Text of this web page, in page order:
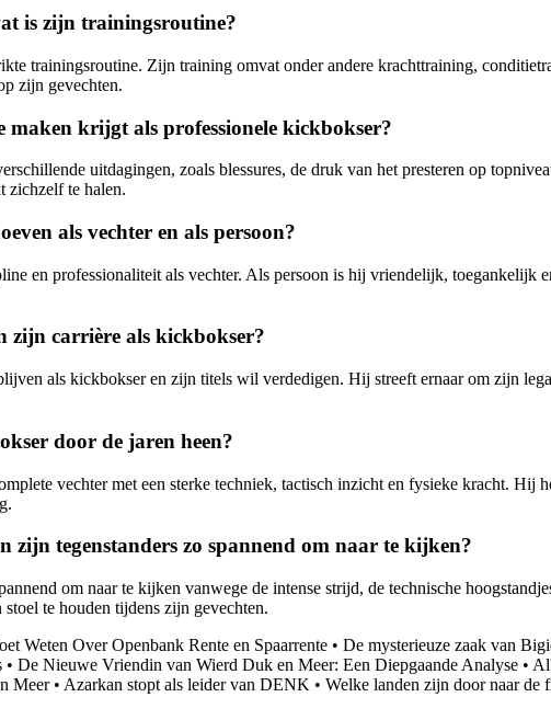
is zijn trainingsroutine?
trainingsroutine. Zijn training omvat onder andere krachttraining,
zijn gevechten.
maken krijgt als professionele kickbokser?
uitdagingen, zoals blessures, de druk van het presteren op
zichzelf te halen.
als vechter en als persoon?
en professionaliteit als vechter. Als persoon is hij vriendelijk,
zijn carrière als kickbokser?
als kickbokser en zijn titels wil verdedigen. Hij streeft ernaar om zijn
door de jaren heen?
vechter met een sterke techniek, tactisch inzicht en fysieke kracht. Hij
zijn tegenstanders zo spannend om naar te kijken?
om naar te kijken vanwege de intense strijd, de technische
te houden tijdens zijn gevechten.
Weten Over Openbank Rente en Spaarrente • De mysterieuze zaak van
• De Nieuwe Vriendin van Wierd Duk en Meer: Een Diepgaande Analyse •
Meer• Azarkan stopt als leider van DENK • Welke landen zijn door naar de